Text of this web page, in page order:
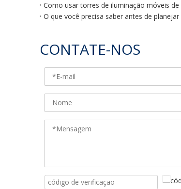
Como usar torres de iluminação móveis
O que você precisa saber antes de
CONTATE-NOS